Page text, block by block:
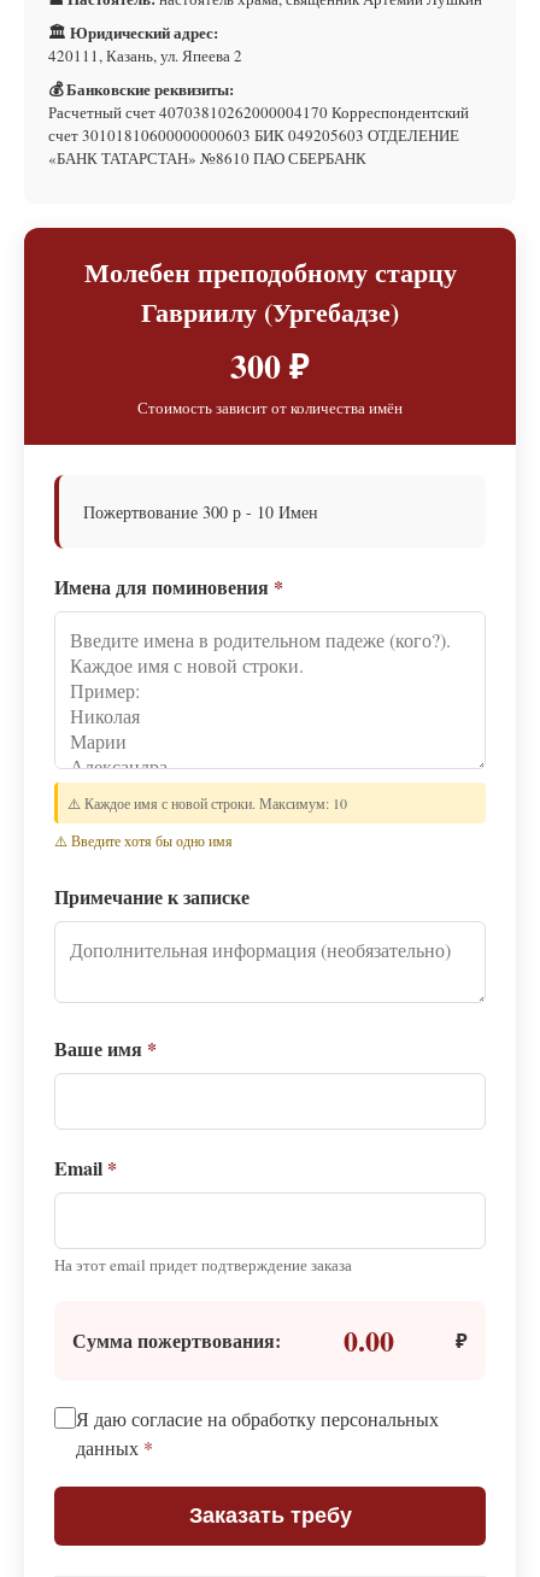
🏛 Юридический адрес:
420111, Казань, ул. Япеева 2
💰 Банковские реквизиты:
Расчетный счет 40703810262000004170 Корреспондентский
счет 30101810600000000603 БИК 049205603 ОТДЕЛЕНИЕ
«БАНК ТАТАРСТАН» №8610 ПАО СБЕРБАНК
Молебен преподобному старцу
Гавриилу (Ургебадзе)
300 ₽
Стоимость зависит от количества имён
Пожертвование 300 р - 10 Имен
Имена для поминовения *
⚠️ Каждое имя с новой строки. Максимум: 10
⚠️ Введите хотя бы одно имя
Примечание к записке
Ваше имя *
Email *
На этот email придет подтверждение заказа
Сумма пожертвования: 0.00 ₽
Я даю согласие на обработку персональных
данных *
Заказать требу